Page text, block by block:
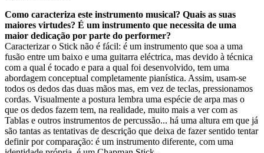
Como caracteriza este instrumento musical? Quais as suas
maiores virtudes? É um instrumento que necessita de uma
maior dedicação por parte do performer?
Caracterizar o Stick não é fácil: é um instrumento que soa a uma
fusão entre um baixo e uma guitarra eléctrica, mas devido à técnica
com a qual é tocado e para a qual foi desenvolvido, tem uma
abordagem conceptual completamente pianística. Assim, usam-se
todos os dedos das duas mãos mas, em vez de teclas, pressionamos
cordas. Visualmente a postura lembra uma espécie de arpa mas o
que os dedos fazem tem, na realidade, muito mais a ver com as
Tablas e outros instrumentos de percussão... há uma altura em que já
são tantas as tentativas de descrição que deixa de fazer sentido tentar
definir por comparação: é um instrumento diferente, com uma